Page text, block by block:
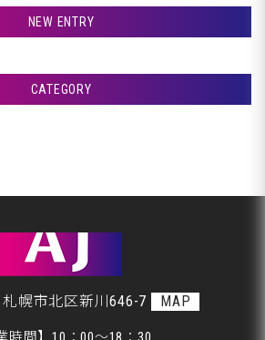
NEW ENTRY
クル、リア板金完了です♪
来店です♪
CATEGORY
札幌市北区新川646-7 MAP